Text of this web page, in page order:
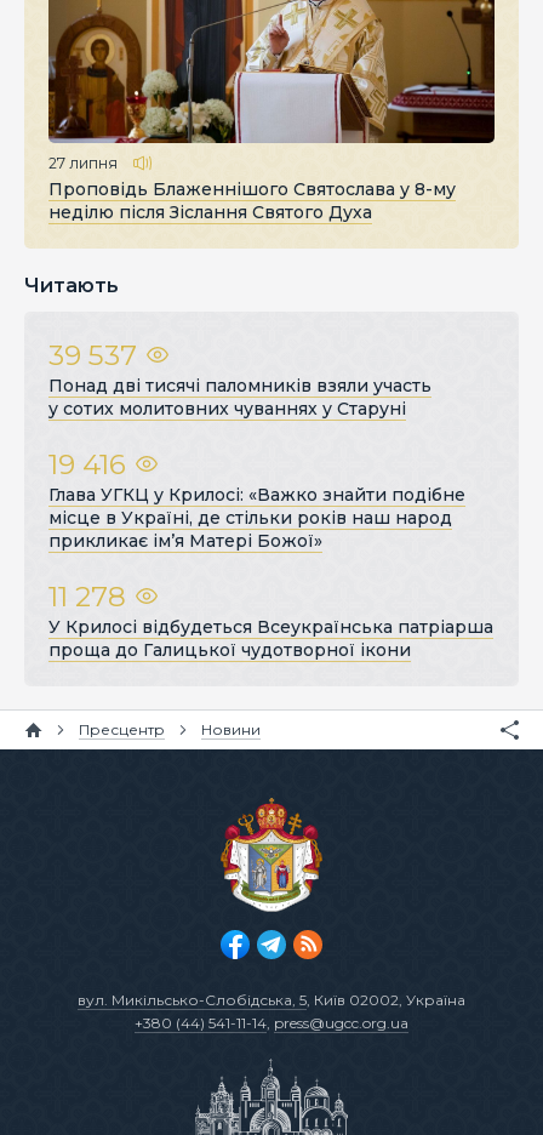
27 липня
Проповідь Блаженнішого Святослава у 8-му
неділю після Зіслання Святого Духа
Читають
39 537
Понад дві тисячі паломників взяли участь
у сотих молитовних чуваннях у Старуні
19 416
Глава УГКЦ у Крилосі: «Важко знайти подібне
місце в Україні, де стільки років наш народ
прикликає ім’я Матері Божої»
11 278
У Крилосі відбудеться Всеукраїнська патріарша
проща до Галицької чудотворної ікони
Пресцентр Новини
вул. Микільсько-Слобідська, 5, Київ 02002, Україна
+380 (44) 541-11-14, press@ugcc.org.ua